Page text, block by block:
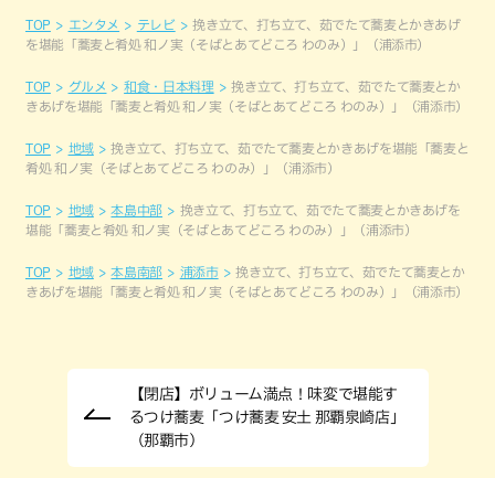
TOP エンタメ テレビ
挽き立て、打ち立て、茹でたて蕎麦とかきあげ
を堪能「蕎麦と肴処 和ノ実（そばとあてどころ わのみ）」（浦添市）
TOP グルメ 和食・日本料理
挽き立て、打ち立て、茹でたて蕎麦とか
きあげを堪能「蕎麦と肴処 和ノ実（そばとあてどころ わのみ）」（浦添市）
TOP 地域
挽き立て、打ち立て、茹でたて蕎麦とかきあげを堪能「蕎麦と
肴処 和ノ実（そばとあてどころ わのみ）」（浦添市）
TOP 地域 本島中部
挽き立て、打ち立て、茹でたて蕎麦とかきあげを
堪能「蕎麦と肴処 和ノ実（そばとあてどころ わのみ）」（浦添市）
TOP 地域 本島南部 浦添市
挽き立て、打ち立て、茹でたて蕎麦とか
きあげを堪能「蕎麦と肴処 和ノ実（そばとあてどころ わのみ）」（浦添市）
【閉店】ボリューム満点！味変で堪能す
るつけ蕎麦「つけ蕎麦 安土 那覇泉崎店」
（那覇市）